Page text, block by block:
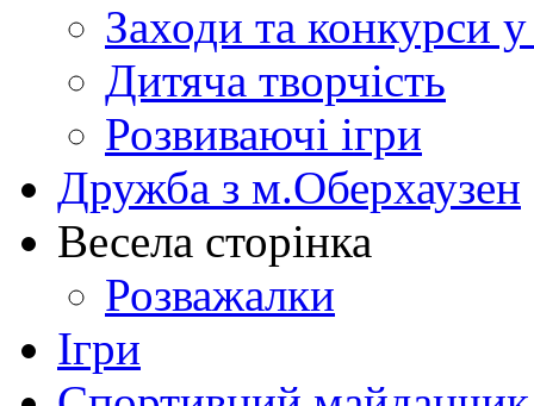
Заходи та конкурси у
Дитяча творчість
Розвиваючі ігри
Дружба з м.Оберхаузен
Весела сторінка
Розважалки
Ігри